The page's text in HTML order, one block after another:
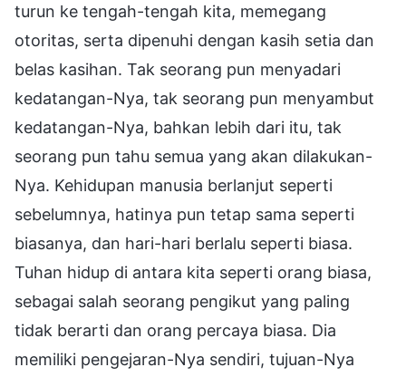
turun ke tengah-tengah kita, memegang
otoritas, serta dipenuhi dengan kasih setia dan
belas kasihan. Tak seorang pun menyadari
kedatangan-Nya, tak seorang pun menyambut
kedatangan-Nya, bahkan lebih dari itu, tak
seorang pun tahu semua yang akan dilakukan-
Nya. Kehidupan manusia berlanjut seperti
sebelumnya, hatinya pun tetap sama seperti
biasanya, dan hari-hari berlalu seperti biasa.
Tuhan hidup di antara kita seperti orang biasa,
sebagai salah seorang pengikut yang paling
tidak berarti dan orang percaya biasa. Dia
memiliki pengejaran-Nya sendiri, tujuan-Nya